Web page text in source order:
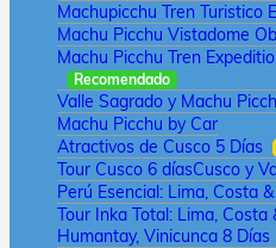
Machupicchu Tren Turistico
Machu Picchu Vistadome
Machu Picchu Tren
Recomendado
Valle Sagrado y Machu
Machu Picchu by Car
Atractivos de Cusco 5 Días
Tour Cusco 6 díasCusco y
Perú Esencial: Lima, Costa
Tour Inka Total: Lima, Costa
Humantay, Vinicunca 8 Días